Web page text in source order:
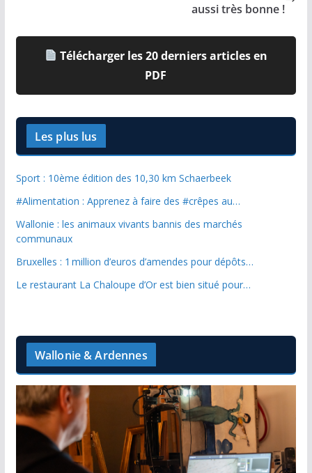
aussi très bonne !
Télécharger les 20 derniers articles en
PDF
Les plus lus
Sport : 10ème édition des 10,30 km Schaerbeek
#Alimentation : Apprenez à faire des #crêpes au…
Wallonie : les animaux vivants bannis des marchés
communaux
Bruxelles : 1 million d’euros d’amendes pour dépôts…
Le restaurant La Chaloupe d’Or est bien situé pour…
Wallonie & Ardennes